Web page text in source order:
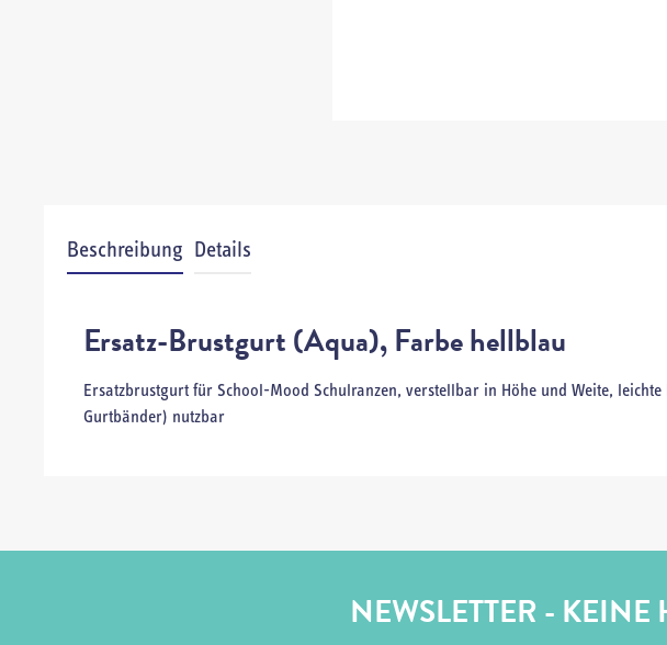
Beschreibung Details
Ersatz-Brustgurt (Aqua), Farbe hellblau
Ersatzbrustgurt für School-Mood Schulranzen, verstellbar in Höhe und Weite,
Gurtbänder) nutzbar
NEWSLETTER -